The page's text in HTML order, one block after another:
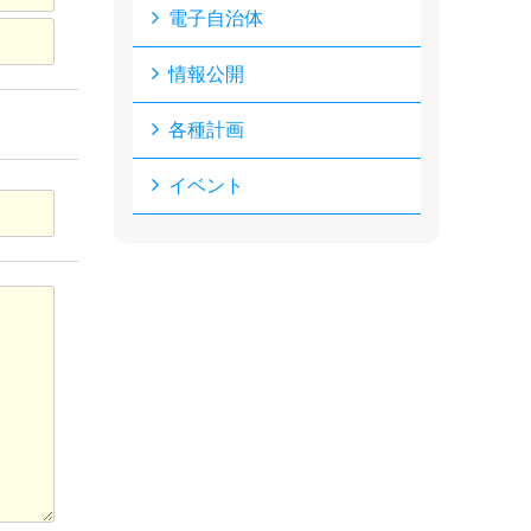
電子自治体
情報公開
各種計画
イベント